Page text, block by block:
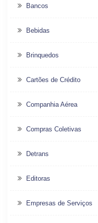
Bancos
Bebidas
Brinquedos
Cartões de Crédito
Companhia Aérea
Compras Coletivas
Detrans
Editoras
Empresas de Serviços